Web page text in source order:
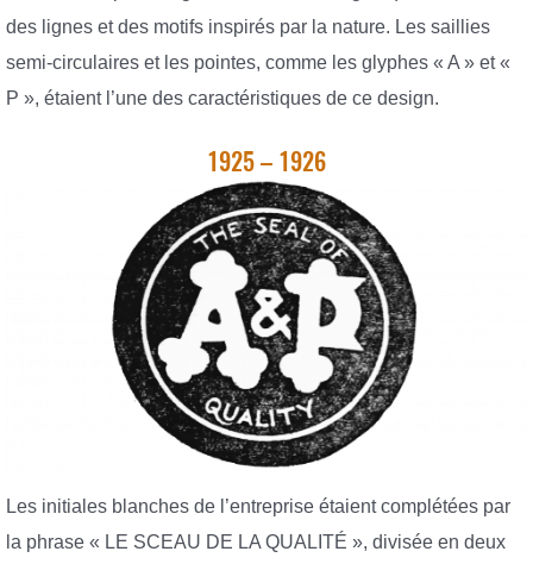
des lignes et des motifs inspirés par la nature. Les saillies
semi-circulaires et les pointes, comme les glyphes « A » et «
P », étaient l’une des caractéristiques de ce design.
1925 – 1926
Les initiales blanches de l’entreprise étaient complétées par
la phrase « LE SCEAU DE LA QUALITÉ », divisée en deux